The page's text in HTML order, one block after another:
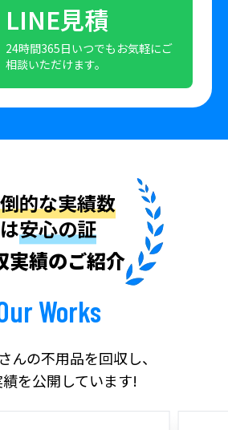
LINE見積
24時間365日いつでもお気軽にご
相談いただけます。
的な実績数
は安心の証
実績のご紹介
Works
んの不用品を回収し、
を公開しています!